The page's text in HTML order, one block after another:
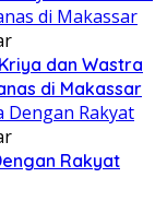
dan Wastra
di Makassar
Rakyat